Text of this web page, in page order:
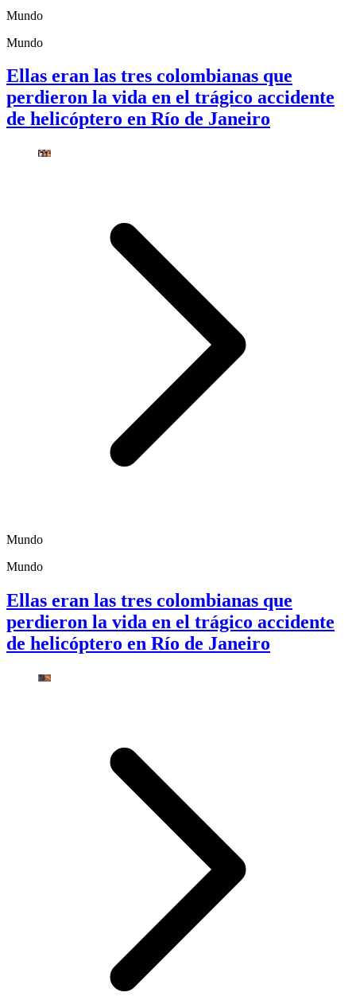
Mundo
Mundo
Ellas eran las tres colombianas que
perdieron la vida en el trágico accidente
de helicóptero en Río de Janeiro
Mundo
Mundo
Ellas eran las tres colombianas que
perdieron la vida en el trágico accidente
de helicóptero en Río de Janeiro